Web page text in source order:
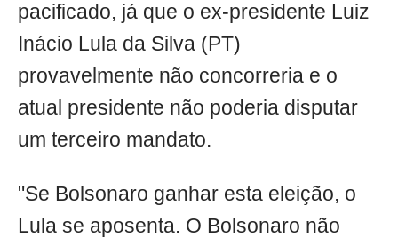
pacificado, já que o ex-presidente Luiz
Inácio Lula da Silva (PT)
provavelmente não concorreria e o
atual presidente não poderia disputar
um terceiro mandato.
"Se Bolsonaro ganhar esta eleição, o
Lula se aposenta. O Bolsonaro não